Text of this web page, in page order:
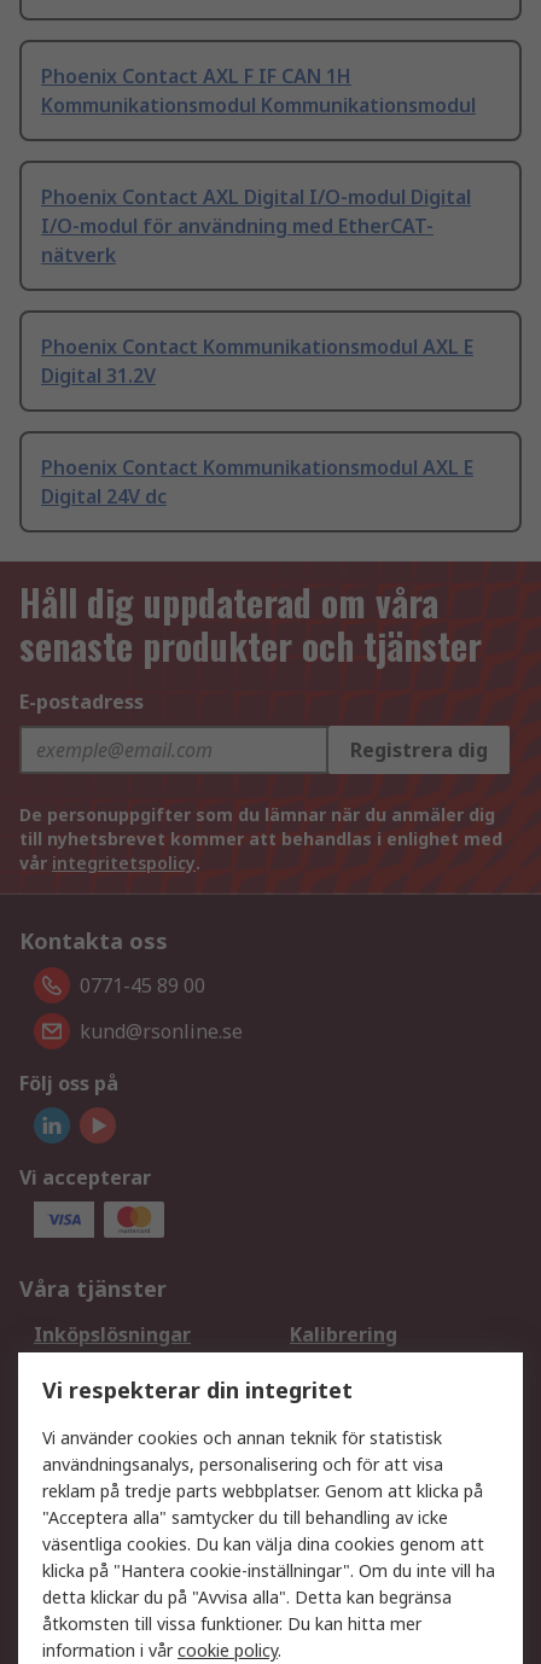
Phoenix Contact AXL F IF CAN 1H
Kommunikationsmodul Kommunikationsmodul
Phoenix Contact AXL Digital I/O-modul Digital
I/O-modul för användning med EtherCAT-
nätverk
Phoenix Contact Kommunikationsmodul AXL E
Digital 31.2V
Phoenix Contact Kommunikationsmodul AXL E
Digital 24V dc
Håll dig uppdaterad om våra
senaste produkter och tjänster
E-postadress
Registrera dig
De personuppgifter som du lämnar när du anmäler dig
till nyhetsbrevet kommer att behandlas i enlighet med
vår integritetspolicy.
Kontakta oss
0771-45 89 00
kund@rsonline.se
Följ oss på
Vi accepterar
Våra tjänster
Inköpslösningar
Kalibrering
DesignSpark
Teknisk Support
Ditt lokala säljteam
Exportlösningar
Support
Få hjälp
Retur av varor
Leverans
Spåra din order
Begär en fakturakopi
Fördelar med RS-konto
Betalningsalternativ
Vi respekterar din integritet
Vi använder cookies och annan teknik för statistisk
användningsanalys, personalisering och för att visa
reklam på tredje parts webbplatser. Genom att klicka på
"Acceptera alla" samtycker du till behandling av icke
väsentliga cookies. Du kan välja dina cookies genom att
klicka på "Hantera cookie-inställningar". Om du inte vill ha
detta klickar du på "Avvisa alla". Detta kan begränsa
åtkomsten till vissa funktioner. Du kan hitta mer
information i vårcookie policy.